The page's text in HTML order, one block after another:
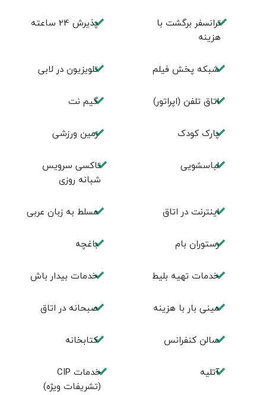
ترانسفر برگشت با
هزینه
پذیرش 24 ساعته
شبکه پخش فیلم تلویزیون در لابی
اتاق تلفن (اپراتور) گیم نت
پارک کودک زمین ورزشی
لباسشویی
تاکسی سرویس
شبانه روزی
اينترنت در اتاق مسلط به زبان عربی
رستوران بام باغچه
خدمات تهيه بليط خدمات بیدار باش
مینی بار با هزینه صبحانه در اتاق
سالن كنفرانس كتابخانه
آتلیه
خدمات CIP
(تشریفات ویژه)